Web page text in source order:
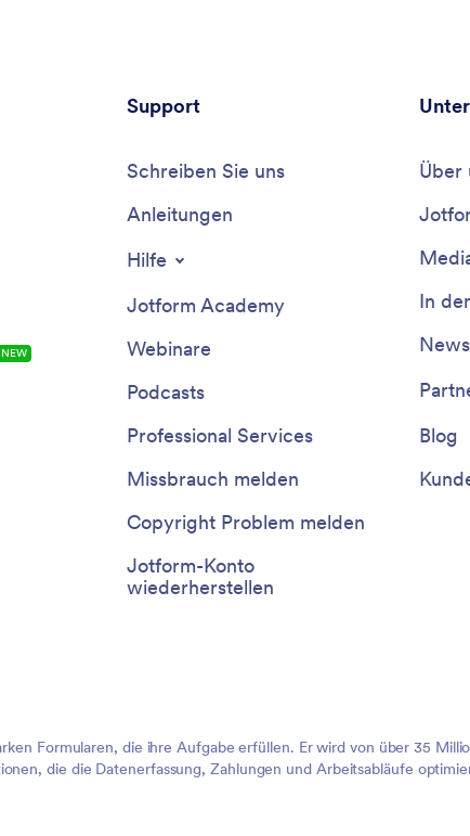
NEW
Support
Schreiben Sie uns
Anleitungen
Hilfe
Jotform Academy
Webinare
Podcasts
Professional Services
Missbrauch melden
Copyright Problem melden
Jotform-Konto
wiederherstellen
Über
In
Blog
Formularen, die ihre Aufgabe erfüllen. Er wird von über 35
die die Datenerfassung, Zahlungen und Arbeitsabläufe